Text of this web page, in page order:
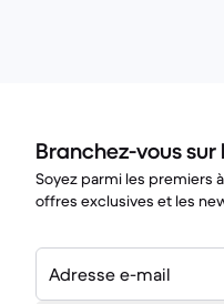
Branchez-vous sur
Soyez parmi les premiers
offres exclusives et les
Adresse e-mail